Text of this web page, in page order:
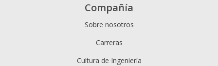
Compañía
Sobre nosotros
Carreras
Cultura de Ingeniería